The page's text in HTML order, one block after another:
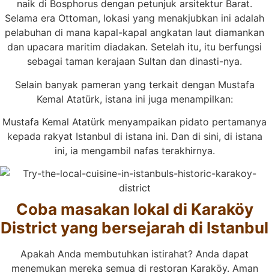
naik di Bosphorus dengan petunjuk arsitektur Barat.
Selama era Ottoman, lokasi yang menakjubkan ini adalah
pelabuhan di mana kapal-kapal angkatan laut diamankan
dan upacara maritim diadakan. Setelah itu, itu berfungsi
sebagai taman kerajaan Sultan dan dinasti-nya.
Selain banyak pameran yang terkait dengan Mustafa
Kemal Atatürk, istana ini juga menampilkan:
Mustafa Kemal Atatürk menyampaikan pidato pertamanya
kepada rakyat Istanbul di istana ini. Dan di sini, di istana
ini, ia mengambil nafas terakhirnya.
Coba masakan lokal di Karaköy
District yang bersejarah di Istanbul
Apakah Anda membutuhkan istirahat? Anda dapat
menemukan mereka semua di restoran Karaköy. Aman